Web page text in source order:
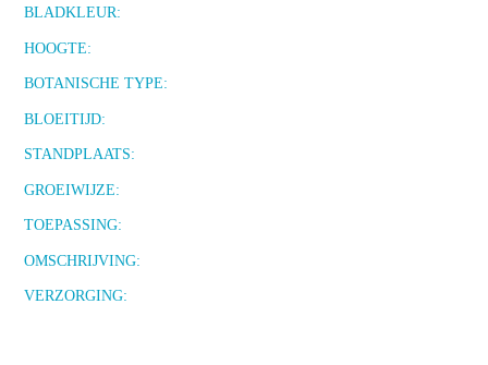
BLADKLEUR:
HOOGTE:
BOTANISCHE TYPE:
BLOEITIJD:
STANDPLAATS:
GROEIWIJZE:
TOEPASSING:
OMSCHRIJVING:
VERZORGING: